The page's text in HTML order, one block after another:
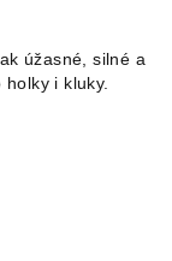
úžasné, silné a
i kluky.